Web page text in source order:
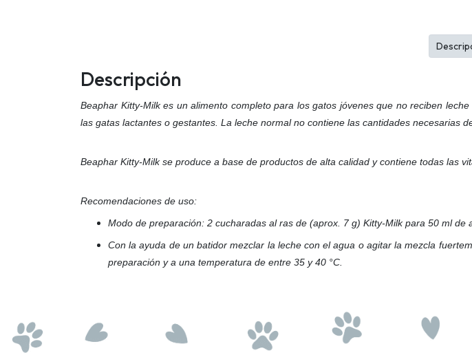
Descripción
Beaphar Kitty-Milk es un alimento completo para los gatos jóvenes que no reciben
las gatas lactantes o gestantes. La leche normal no contiene las cantidades necesarias
Beaphar Kitty-Milk se produce a base de productos de alta calidad y contiene todas las
Recomendaciones de uso:
Modo de preparación: 2 cucharadas al ras de (aprox. 7 g) Kitty-Milk para 50 ml de
Con la ayuda de un batidor mezclar la leche con el agua o agitar la mezcla
preparación y a una temperatura de entre 35 y 40 °C.